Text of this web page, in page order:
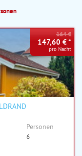
Personen
6
164 €
147,60 € *
pro Nacht